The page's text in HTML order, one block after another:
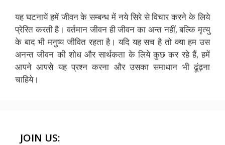
यह घटनायें हमें जीवन के सम्बन्ध में नये सिरे से विचार करने के लिये
प्रेरित करती है। वर्तमान जीवन ही जीवन का अन्त नहीं, बल्कि मृत्यु
के बाद भी मनुष्य जीवित रहता है। यदि यह सच है तो क्या हम उस
अनन्त जीवन की शोध और सार्थकता के लिये कुछ कर रहे हैं, हमें
आपने आपसे यह प्रश्न करना और उसका समाधान भी ढूंढ़ना
चाहिये।
JOIN US: